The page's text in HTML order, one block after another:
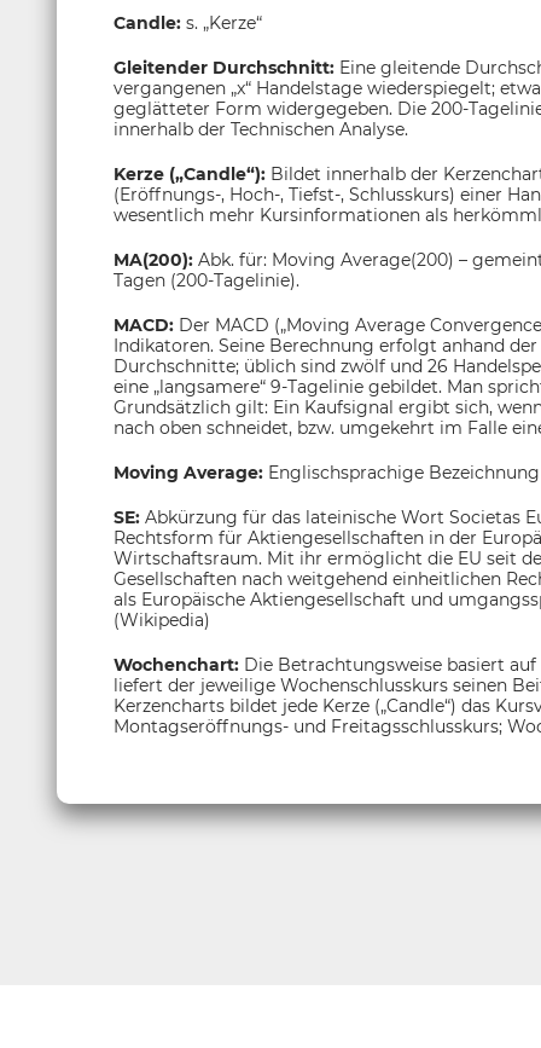
Candle: s. „Kerze“
Gleitender Durchschnitt: Eine gleitende
vergangenen „x“ Handelstage wiederspiegelt;
geglätteter Form widergegeben. Die 200-
innerhalb der Technischen Analyse.
Kerze („Candle“): Bildet innerhalb der
(Eröffnungs-, Hoch-, Tiefst-, Schlusskurs) einer
wesentlich mehr Kursinformationen als
MA(200): Abk. für: Moving Average(200) –
Tagen (200-Tagelinie).
MACD: Der MACD („Moving Average
Indikatoren. Seine Berechnung erfolgt anhand
Durchschnitte; üblich sind zwölf und 26
eine „langsamere“ 9-Tagelinie gebildet. Man
Grundsätzlich gilt: Ein Kaufsignal ergibt sich,
nach oben schneidet, bzw. umgekehrt im Falle
Moving Average: Englischsprachige
SE: Abkürzung für das lateinische Wort Societas
Rechtsform für Aktiengesellschaften in der
Wirtschaftsraum. Mit ihr ermöglicht die EU seit
Gesellschaften nach weitgehend einheitlichen
als Europäische Aktiengesellschaft und
(Wikipedia)
Wochenchart: Die Betrachtungsweise basiert
liefert der jeweilige Wochenschlusskurs seinen
Kerzencharts bildet jede Kerze („Candle“) das
Montagseröffnungs- und Freitagsschlusskurs;